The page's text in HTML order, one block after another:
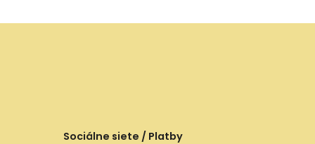
Sociálne siete / Platby